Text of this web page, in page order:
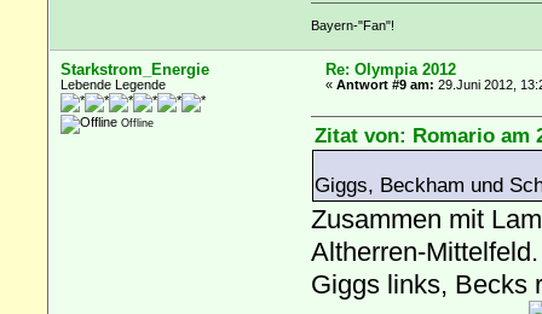
Bayern-"Fan"!
Starkstrom_Energie
Lebende Legende
Offline
Re: Olympia 2012
«Antwort #9 am: 29.Juni 2012,
Zitat von: Romario am
Giggs, Beckham und
Zusammen mit
Altherren-Mittelfeld.
Giggs links, Becks